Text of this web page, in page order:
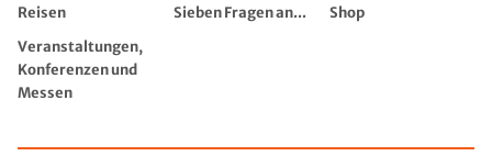
Reisen
Sieben Fragen an...
Shop
Veranstaltungen,
Konferenzen und
Messen